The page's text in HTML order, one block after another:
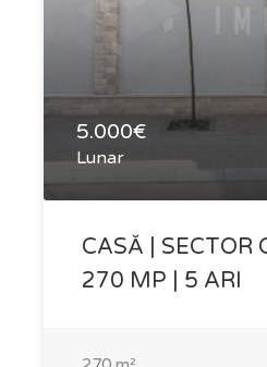
5.000€
Lunar
CASĂ | SECTOR
270 MP | 5 ARI